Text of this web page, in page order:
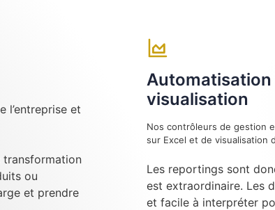
l’entreprise et
ou
et prendre
visualisation
Nos contrôleurs de gestion
sur Excel et de visualisation
Les reportings sont
est extraordinaire. Les
et facile à interpréter